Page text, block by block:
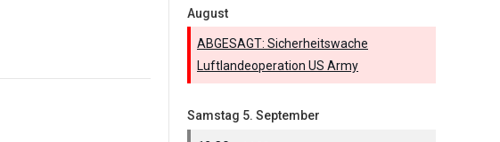
August
ABGESAGT: Sicherheitswache
Luftlandeoperation US Army
Samstag 5. September